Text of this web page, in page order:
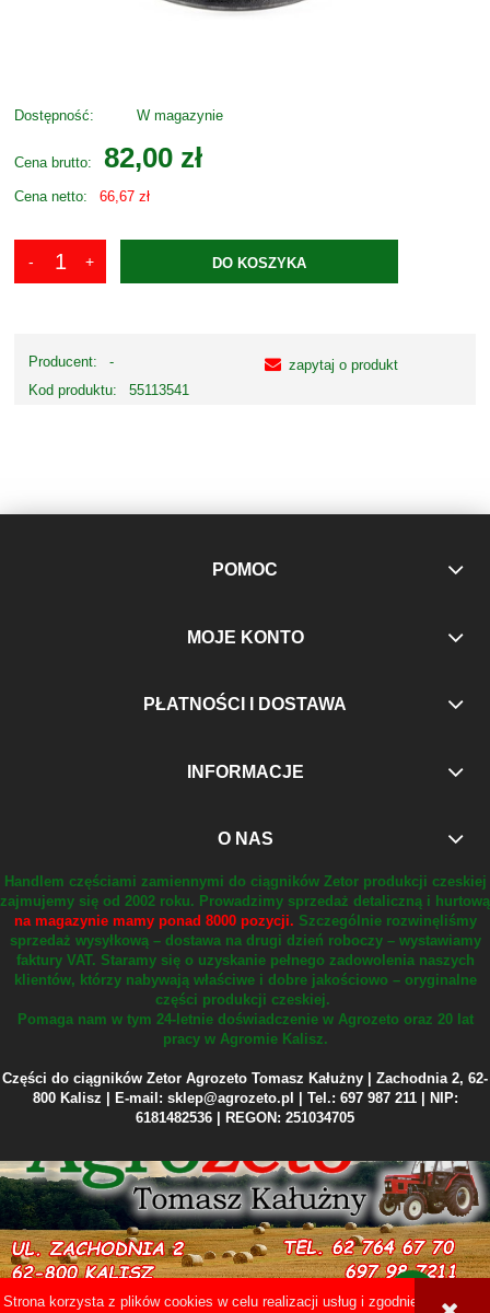
Strona korzysta z plików cookies w celu realizacji usług i zgodnie z
Dostępność: W magazynie
Cena brutto: 82,00 zł
Cena netto: 66,67 zł
DO KOSZYKA
Producent:
-
Kod produktu:
55113541
zapytaj o produkt
POMOC
MOJE KONTO
PŁATNOŚCI I DOSTAWA
INFORMACJE
O NAS
Handlem częściami zamiennymi do ciągników Zetor produkcji czeskiej
zajmujemy się od 2002 roku. Prowadzimy sprzedaż detaliczną i hurtową
na magazynie mamy ponad 8000 pozycji. Szczególnie rozwinęliśmy
sprzedaż wysyłkową – dostawa na drugi dzień roboczy – wystawiamy
faktury VAT. Staramy się o uzyskanie pełnego zadowolenia naszych
klientów, którzy nabywają właściwe i dobre jakościowo – oryginalne
części produkcji czeskiej.
Pomaga nam w tym 24-letnie doświadczenie w Agrozeto oraz 20 lat
pracy w Agromie Kalisz.
Części do ciągników Zetor Agrozeto Tomasz Kałużny | Zachodnia 2, 62-
800 Kalisz | E-mail: sklep@agrozeto.pl | Tel.: 697 987 211 | NIP:
6181482536 | REGON: 251034705